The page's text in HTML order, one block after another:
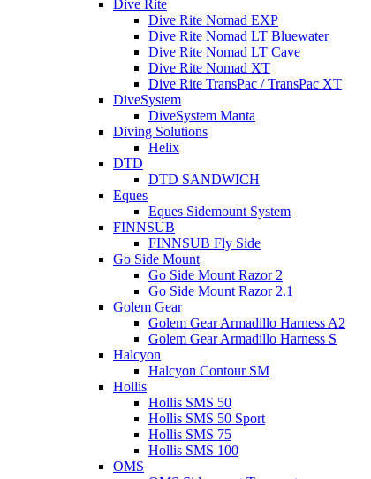
Dive Rite
Dive Rite Nomad EXP
Dive Rite Nomad LT Bluewater
Dive Rite Nomad LT Cave
Dive Rite Nomad XT
Dive Rite TransPac / TransPac XT
DiveSystem
DiveSystem Manta
Diving Solutions
Helix
DTD
DTD SANDWICH
Eques
Eques Sidemount System
FINNSUB
FINNSUB Fly Side
Go Side Mount
Go Side Mount Razor 2
Go Side Mount Razor 2.1
Golem Gear
Golem Gear Armadillo Harness A2
Golem Gear Armadillo Harness S
Halcyon
Halcyon Contour SM
Hollis
Hollis SMS 50
Hollis SMS 50 Sport
Hollis SMS 75
Hollis SMS 100
OMS